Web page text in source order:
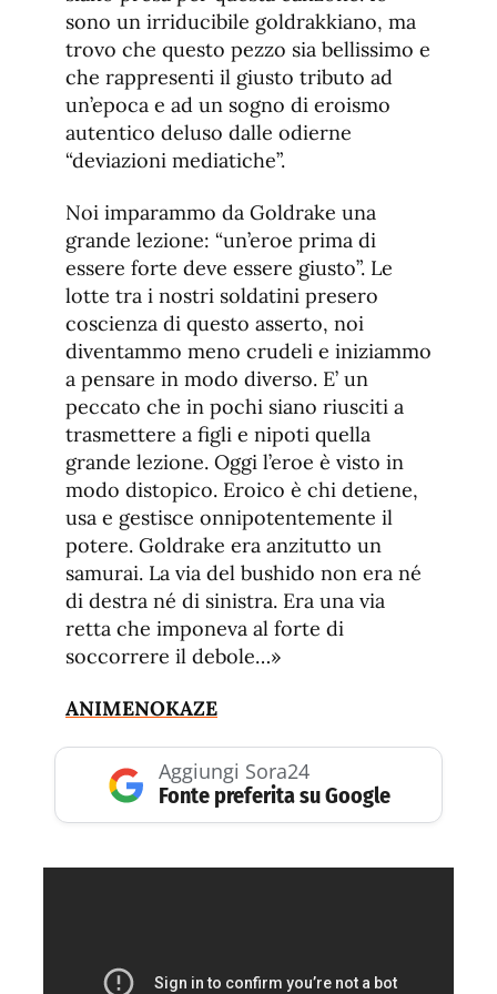
fuente.
sono un irriducibile goldrakkiano, ma
trovo che questo pezzo sia bellissimo e
che rappresenti il giusto tributo ad
un’epoca e ad un sogno di eroismo
autentico deluso dalle odierne
“deviazioni mediatiche”.
Noi imparammo da Goldrake una
grande lezione: “un’eroe prima di
essere forte deve essere giusto”. Le
lotte tra i nostri soldatini presero
coscienza di questo asserto, noi
diventammo meno crudeli e iniziammo
a pensare in modo diverso. E’ un
peccato che in pochi siano riusciti a
trasmettere a figli e nipoti quella
grande lezione. Oggi l’eroe è visto in
modo distopico. Eroico è chi detiene,
usa e gestisce onnipotentemente il
potere. Goldrake era anzitutto un
samurai. La via del bushido non era né
di destra né di sinistra. Era una via
retta che imponeva al forte di
soccorrere il debole…»
ANIMENOKAZE
Aggiungi Sora24
Fonte preferita su Google